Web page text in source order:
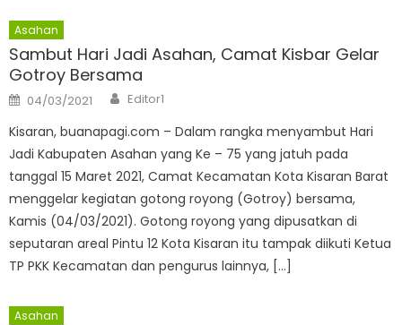
Asahan
Sambut Hari Jadi Asahan, Camat Kisbar Gelar
Gotroy Bersama
Posted
on
04/03/2021 Author
Editor1
Kisaran, buanapagi.com – Dalam rangka menyambut Hari
Jadi Kabupaten Asahan yang Ke – 75 yang jatuh pada
tanggal 15 Maret 2021, Camat Kecamatan Kota Kisaran Barat
menggelar kegiatan gotong royong (Gotroy) bersama,
Kamis (04/03/2021). Gotong royong yang dipusatkan di
seputaran areal Pintu 12 Kota Kisaran itu tampak diikuti Ketua
TP PKK Kecamatan dan pengurus lainnya, […]
Asahan